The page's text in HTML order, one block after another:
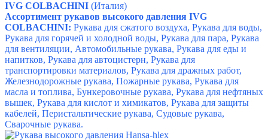
IVG COLBACHINI (Италия)
Ассортимент рукавов высокого давления IVG
COLBACHINI: Рукава для сжатого воздуха, Рукава для воды,
Рукава для горячей и холодной воды, Рукава для пара, Рукава
для вентиляции, Автомобильные рукава, Рукава для еды и
напитков, Рукава для автоцистерн, Рукава для
транспортировки материалов, Рукава для дражных работ,
Железнодорожные рукава, Пожарные рукава, Рукава для
масла и топлива, Бункеровочные рукава, Рукава для нефтяных
вышек, Рукава для кислот и химикатов, Рукава для защиты
кабелей, Перистальтические рукава, Судовые рукава,
Сварочные рукава.